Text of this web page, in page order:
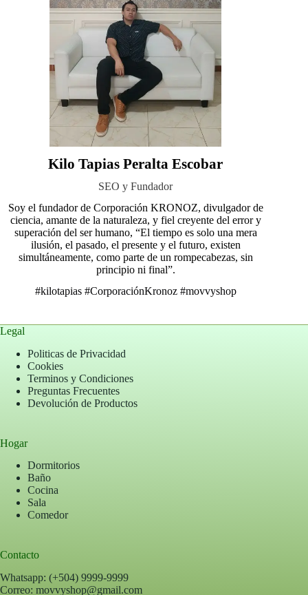
Kilo Tapias Peralta Escobar
SEO y Fundador
Soy el fundador de Corporación KRONOZ, divulgador de
ciencia, amante de la naturaleza, y fiel creyente del error y
superación del ser humano, “El tiempo es solo una mera
ilusión, el pasado, el presente y el futuro, existen
simultáneamente, como parte de un rompecabezas, sin
principio ni final”.
#kilotapias #CorporaciónKronoz #movvyshop
Legal
Politicas de Privacidad
Cookies
Terminos y Condiciones
Preguntas Frecuentes
Devolución de Productos
Hogar
Dormitorios
Baño
Cocina
Sala
Comedor
Contacto
Whatsapp: (+504) 9999-9999
Correo: movvyshop@gmail.com